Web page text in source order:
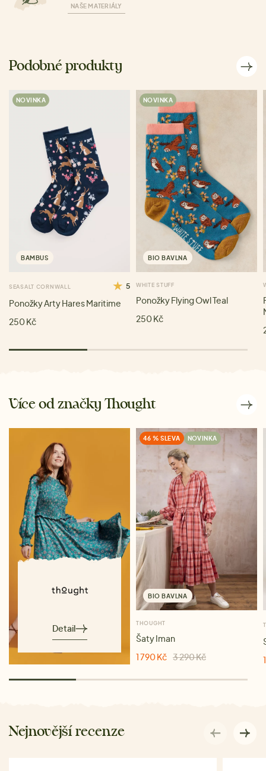
NAŠE MATERIÁLY
Podobné produkty
NOVINKA
BAMBUS
SEASALT CORNWALL 5
Ponožky Arty Hares Maritime
250 Kč
NOVINKA
BIO BAVLNA
WHITE STUFF
Ponožky Flying Owl Teal
250 Kč
Více od značky Thought
Detail
46 % SLEVA NOVINKA
BIO BAVLNA
THOUGHT
Šaty Iman
1 790 Kč 3 290 Kč
Nejnovější recenze